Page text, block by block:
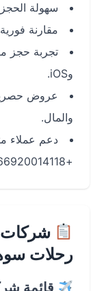
سهولة الحجز
مقارنة فورية
تجربة حجز مريحة
عروض حصرية
والمال.
دعم عملاء متاح
شركات
رحلات سوهاج
قائمة شركات